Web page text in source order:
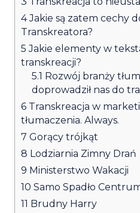
4Jakie są zatem cechy
Transkreatora?
5 Jakie elementy w
transkreacji?
5.1 Rozwój branży
doprowadził nas do
6 Transkreacja w
tłumaczenia. Always.
7 Gorący trójkąt
8 Lodziarnia Zimny Drań
9 Ministerstwo Wakacji
10 Samo Spadło
11 Brudny Harry